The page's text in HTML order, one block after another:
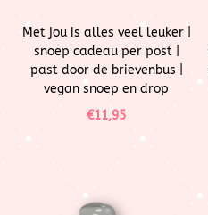
Met jou is alles veel leuker |
snoep cadeau per post |
past door de brievenbus |
vegan snoep en drop
€11,95